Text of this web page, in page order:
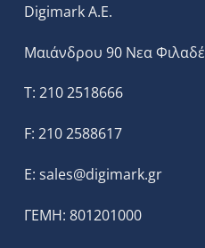
Digimark A.E.
Μαιάνδρου 90 Νεα
T: 210 2518666
F: 210 2588617
E: sales@digimark.gr
ΓΕΜΗ: 801201000